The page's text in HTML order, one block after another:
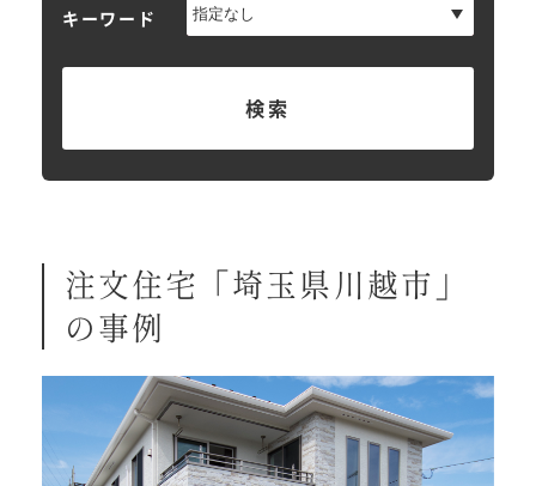
キーワード
検索
注文住宅「埼玉県川越市」
の事例